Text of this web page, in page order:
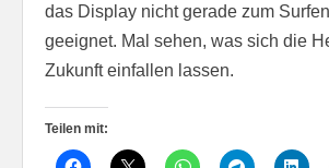
das Display nicht gerade zum
geeignet. Mal sehen, was sich die
Zukunft einfallen lassen.
Teilen mit: